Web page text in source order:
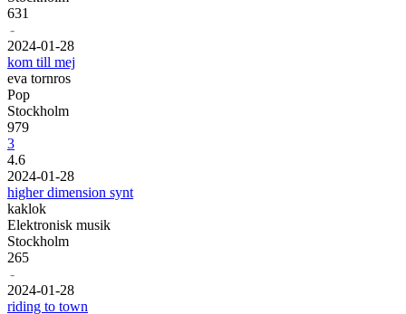
631
-
2024-01-28
kom till mej
eva tornros
Pop
Stockholm
979
3
4.6
2024-01-28
higher dimension synt
kaklok
Elektronisk musik
Stockholm
265
-
2024-01-28
riding to town